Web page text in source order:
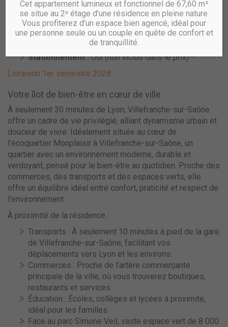
Surface habitable :35.10 m²
Balcon :6.30 m²
Étage :2
Stationnement :Oui (non inclus dans le prix)**
Livraison 1er semestre 2028
Votre îlot de bien-être en cœur de ville
À seulement 30 minutes de Lyon, Villefranche-sur-Saône
offre un cadre de vie privilégié, alliant dynamisme urbain et
douceur de vivre. Idéalement située au cœur de
l’écoquartier Monplaisir à Villefranche-sur-Saône, un
quartier avec un environnement moderne, durable et
verdoyant, pensé pour le bien-être au quotidien. Proche des
commerces, des transports et des espaces verts, elle
offre un équilibre idéal entre confort, praticité et respect de
l’environnement.
À proximité de la résidence :
Transports : À seulement 10 minutes à pied de la gare
de Villefranche-sur-Saône, facilitant vos
déplacements vers Lyon et les environs.
Commerces : Proche de l’artère commerçante
principale de la ville, où vous trouverez boutiques,
restaurants et services.
Éducation : Écoles, collèges et lycées à proximité,
idéal pour les familles.
Face au parc Simone Veil, vaste espace vert de 8 000
Cet appartement lumineux et fonctionnel de 67,60 m²
se situe au 2ᵉ étage d’une résidence en pleine nature.
Vous profiterez d’un espace bien agencé, idéal pour
une personne seule ou un couple en quête de confort et
de tranquillité.